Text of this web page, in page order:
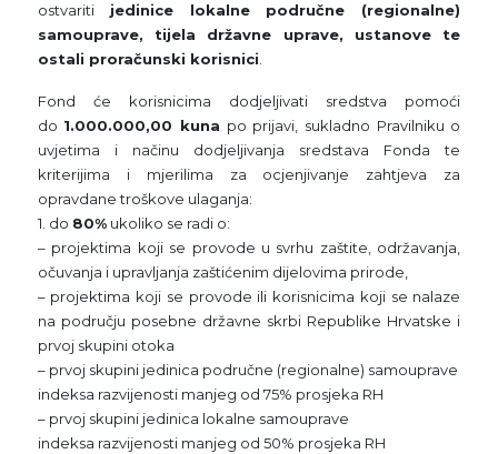
ostvariti jedinice lokalne područne (regionalne)
samouprave, tijela državne uprave, ustanove te
ostali proračunski korisnici
Fond će korisnicima dodjeljivati sredstva pomoći
do 1.000.000,00 kuna po prijavi, sukladno Pravilniku o
uvjetima i načinu dodjeljivanja sredstava Fonda te
kriterijima i mjerilima za ocjenjivanje zahtjeva za
opravdane troškove ulaganja:
1. do 80%ukoliko se radi o:
– projektima koji se provode u svrhu zaštite, održavanja,
očuvanja i upravljanja zaštićenim dijelovima prirode,
– projektima koji se provode ili korisnicima koji se nalaze
na području posebne državne skrbi Republike Hrvatske i
prvoj skupini otoka
– prvoj skupini jedinica područne (regionalne) samouprave
indeksa razvijenosti manjeg od 75% prosjeka RH
– prvoj skupini jedinica lokalne samouprave
indeksa razvijenosti manjeg od 50% prosjeka RH